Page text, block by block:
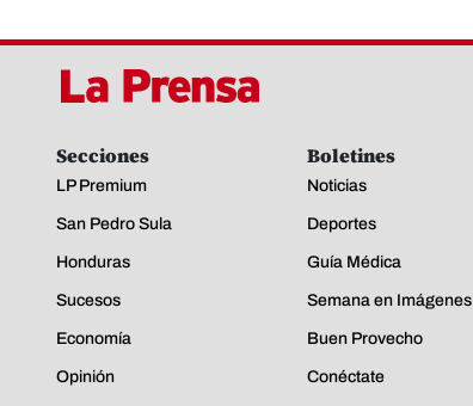
Secciones
LP Premium
San Pedro Sula
Honduras
Sucesos
Economía
Opinión
Boletines
Noticias
Deportes
Guía Médica
Semana en Imágenes
Buen Provecho
Conéctate